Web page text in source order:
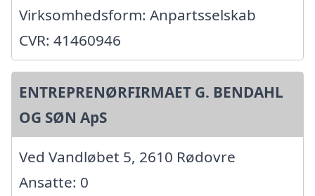
Virksomhedsform: Anpartsselskab
CVR: 41460946
ENTREPRENØRFIRMAET G. BENDAHL
OG SØN ApS
Ved Vandløbet 5, 2610 Rødovre
Ansatte: 0